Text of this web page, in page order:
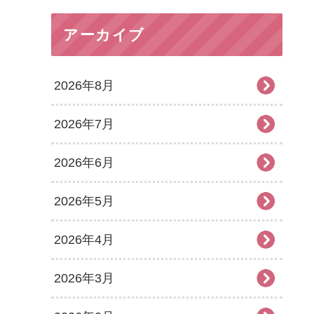
アーカイブ
2026年8月
2026年7月
2026年6月
2026年5月
2026年4月
2026年3月